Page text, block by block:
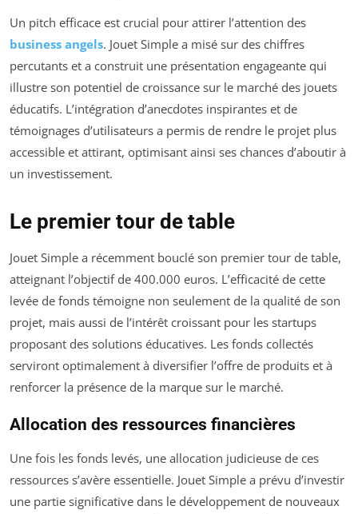
Un pitch efficace est crucial pour attirer l’attention des
business angels. Jouet Simple a misé sur des chiffres
percutants et a construit une présentation engageante qui
illustre son potentiel de croissance sur le marché des jouets
éducatifs. L’intégration d’anecdotes inspirantes et de
témoignages d’utilisateurs a permis de rendre le projet plus
accessible et attirant, optimisant ainsi ses chances d’aboutir à
un investissement.
Le premier tour de table
Jouet Simple a récemment bouclé son premier tour de table,
atteignant l’objectif de 400.000 euros. L’efficacité de cette
levée de fonds témoigne non seulement de la qualité de son
projet, mais aussi de l’intérêt croissant pour les startups
proposant des solutions éducatives. Les fonds collectés
serviront optimalement à diversifier l’offre de produits et à
renforcer la présence de la marque sur le marché.
Allocation des ressources financières
Une fois les fonds levés, une allocation judicieuse de ces
ressources s’avère essentielle. Jouet Simple a prévu d’investir
une partie significative dans le développement de nouveaux